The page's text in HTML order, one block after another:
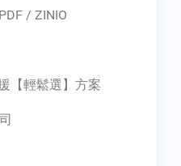
/ ZINIO
【輕鬆選】方案